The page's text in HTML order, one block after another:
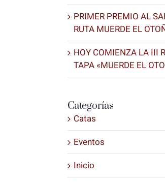
PRIMER PREMIO AL
RUTA MUERDE EL
HOY COMIENZA LA III
TAPA «MUERDE EL
Categorías
Catas
Eventos
Inicio